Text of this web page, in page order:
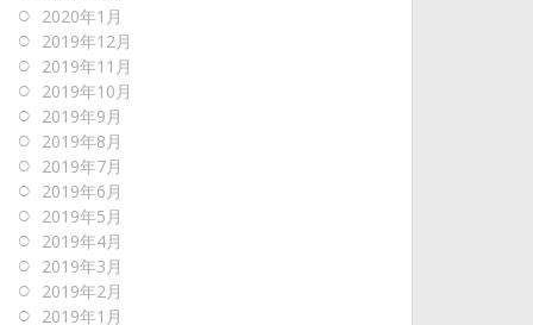
2020年1月
2019年12月
2019年11月
2019年10月
2019年9月
2019年8月
2019年7月
2019年6月
2019年5月
2019年4月
2019年3月
2019年2月
2019年1月